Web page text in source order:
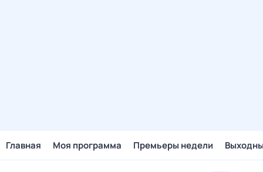
Главная Моя программа Премьеры недели